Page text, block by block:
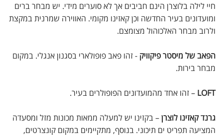
חיי לילה בלוצרן הינם חביבים אך לא סוערים מידי. יש מבחר ברים
ומועדונים בעיר החדשה וכן קאזינו מקומי. האווירה שמרנית במקצת
ולרוב מבחר האלכוהול מצומצם.
הפאב של מיסטר פיקוויק - זהו פאב פופולארי בסגנון אנגלי. במקום
מבחר בירות.
LOFT – זהו אחד מהמועדונים הפופולרים בעיר.
גרנד קאזינו לוצרן– בקזינו יש למעלה ממאות מכונות מזל ומסעדה
המציעה תפריט ים תיכוני. בנוסף, מתקיימים במקום קונצרטים,